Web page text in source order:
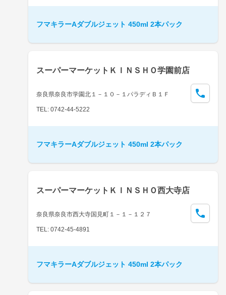
フマキラーAダブルジェット 450ml 2本パック
スーパーマーケットＫＩＮＳＨＯ学園前店
奈良県奈良市学園北１－１０－１パラディＢ１Ｆ
TEL: 0742-44-5222
フマキラーAダブルジェット 450ml 2本パック
スーパーマーケットＫＩＮＳＨＯ西大寺店
奈良県奈良市西大寺国見町１－１－１２７
TEL: 0742-45-4891
フマキラーAダブルジェット 450ml 2本パック